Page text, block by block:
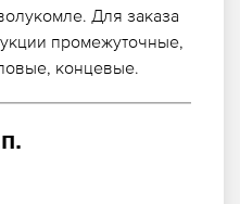
Для заказа
промежуточные,
концевые.